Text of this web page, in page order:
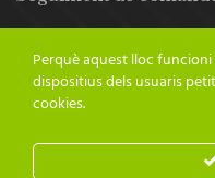
Perquè aquest lloc
dispositius dels usuaris
cookies.